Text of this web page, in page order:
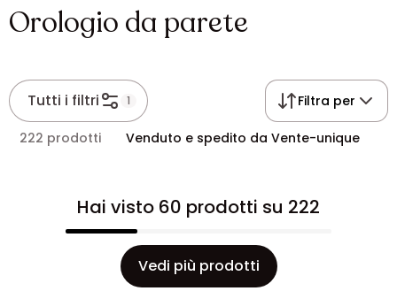
Orologio da parete
Tutti i filtri 1 Filtra per
222 prodotti Venduto e spedito da Vente-unique
Hai visto 60 prodotti su 222
Vedi più prodotti